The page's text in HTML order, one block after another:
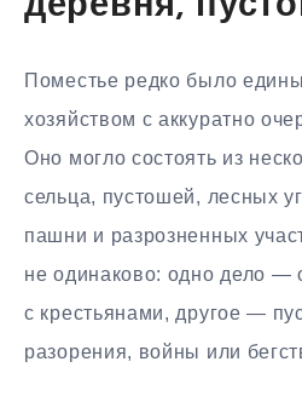
Поместье редко было
хозяйством с аккуратно
Оно могло состоять из
сельца, пустошей, лесных
пашни и разрозненных
не одинаково: одно дело —
с крестьянами, другое —
разорения, войны или